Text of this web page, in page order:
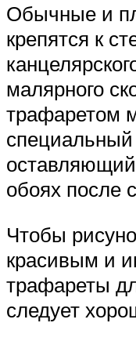
Обычные и
крепятся к
малярного
трафаретом
обоях после
Чтобы
красивым и
трафареты
следует